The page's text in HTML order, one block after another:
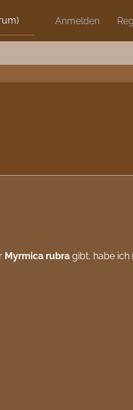
Anmelden
Discord
Myrmica rubra gibt, habe ich